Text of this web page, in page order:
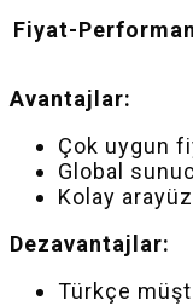
Fiyat-
Avantajlar:
Çok uygun
Global
Kolay
Dezavantajlar:
Türkçe